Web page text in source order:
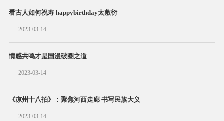
看古人如何祝寿 happybirthday太敷衍
2023-03-14
情感共鸣才是国漫破圈之道
2023-03-14
《凉州十八拍》：聚焦河西走廊 书写民族大义
2023-03-14